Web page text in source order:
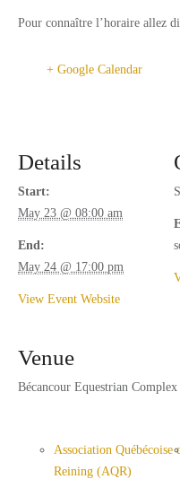
FACILITIES
CONTACT
EN_CA
FR_CA
Pour connaître l’horaire allez
+ Google Calendar
Details
Start:
May 23 @ 08:00 am
End:
May 24 @ 17:00 pm
View Event Website
Venue
Bécancour Equestrian Complex
Association Québécoise
Reining (AQR)